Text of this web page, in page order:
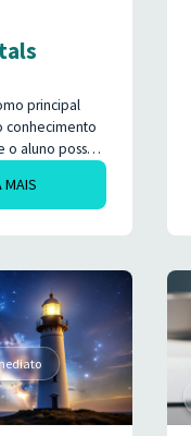
principal
conhecimento
o aluno possa
de
do Python.
MAIS